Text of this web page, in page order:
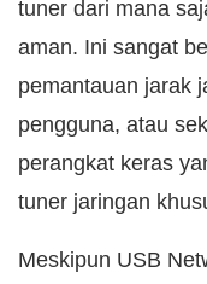
tuner dari mana
aman. Ini sangat
pemantauan jarak
pengguna, atau
perangkat keras
tuner jaringan
Meskipun USB